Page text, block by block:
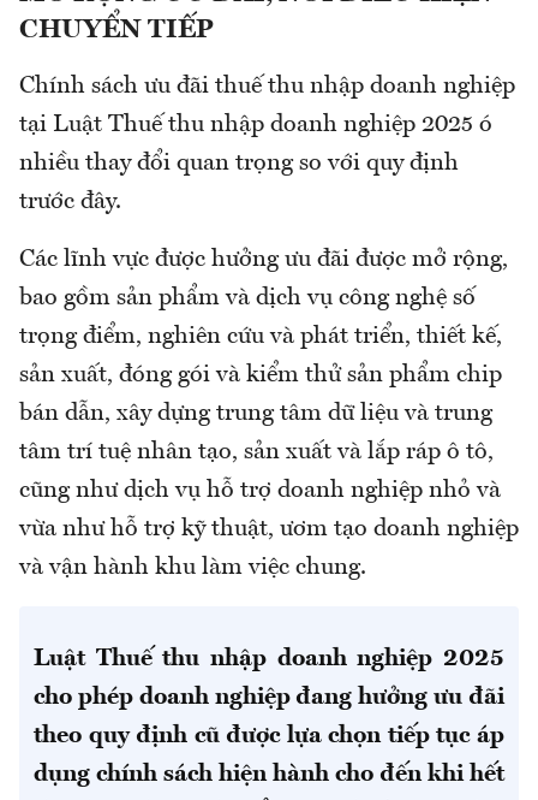
CHUYỂN TIẾP
Chính sách ưu đãi thuế thu nhập doanh nghiệp
tại Luật Thuế thu nhập doanh nghiệp 2025 ó
nhiều thay đổi quan trọng so với quy định
trước đây.
Các lĩnh vực được hưởng ưu đãi được mở rộng,
bao gồm sản phẩm và dịch vụ công nghệ số
trọng điểm, nghiên cứu và phát triển, thiết kế,
sản xuất, đóng gói và kiểm thử sản phẩm chip
bán dẫn, xây dựng trung tâm dữ liệu và trung
tâm trí tuệ nhân tạo, sản xuất và lắp ráp ô tô,
cũng như dịch vụ hỗ trợ doanh nghiệp nhỏ và
vừa như hỗ trợ kỹ thuật, ươm tạo doanh nghiệp
và vận hành khu làm việc chung.
Luật Thuế thu nhập doanh nghiệp 2025
cho phép doanh nghiệp đang hưởng ưu đãi
theo quy định cũ được lựa chọn tiếp tục áp
dụng chính sách hiện hành cho đến khi hết